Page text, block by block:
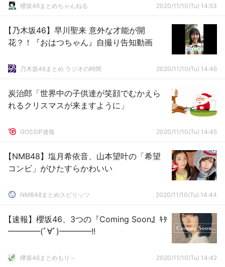
櫻坂46まとめちゃんねる 2020/11/10(Tu) 14:53
【乃木坂46】早川聖来 意外な才能が開
花？！『おはつちゃん』自撮り告知動画
乃木坂46まとめ ラジオの時間 2020/11/10(Tu) 14:46
炭治郎「世界中の子供達が笑顔でむかえら
れるクリスマスが来ますように」
GOSSIP速報 2020/11/10(Tu) 14:45
【NMB48】塩月希依音、山本望叶の「希望
コンビ」がひたすらかわいい
NMB48まとめスピリッツ 2020/11/10(Tu) 14:44
【速報】櫻坂46、3つの『Coming Soon』ｷﾀ
━━━━(ﾟ∀ﾟ)━━━━!!
欅坂46まとめもり～ 2020/11/10(Tu) 14:42